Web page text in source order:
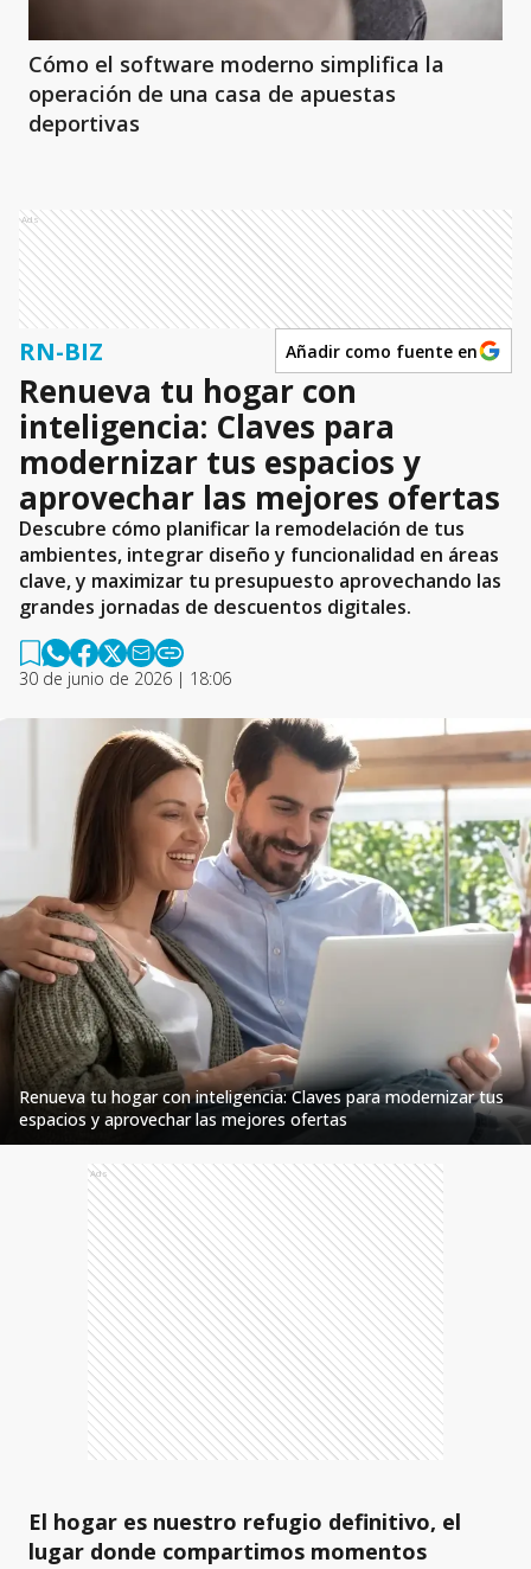
Cómo el software moderno simplifica la
operación de una casa de apuestas
deportivas
Ads
RN-BIZ Añadir como fuente en
Renueva tu hogar con
inteligencia: Claves para
modernizar tus espacios y
aprovechar las mejores ofertas
Descubre cómo planificar la remodelación de tus
ambientes, integrar diseño y funcionalidad en áreas
clave, y maximizar tu presupuesto aprovechando las
grandes jornadas de descuentos digitales.
30 de junio de 2026 | 18:06
Renueva tu hogar con inteligencia: Claves para modernizar tus
espacios y aprovechar las mejores ofertas
Ads
El hogar es nuestro refugio definitivo, el
lugar donde compartimos momentos